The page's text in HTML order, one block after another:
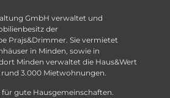
GmbH verwaltet und
der
Prajs&Drimmer. Sie vermietet
in Minden, sowie in
Minden verwaltet die Haus&Wert
3.000 Mietwohnungen.
für gute Hausgemeinschaften.